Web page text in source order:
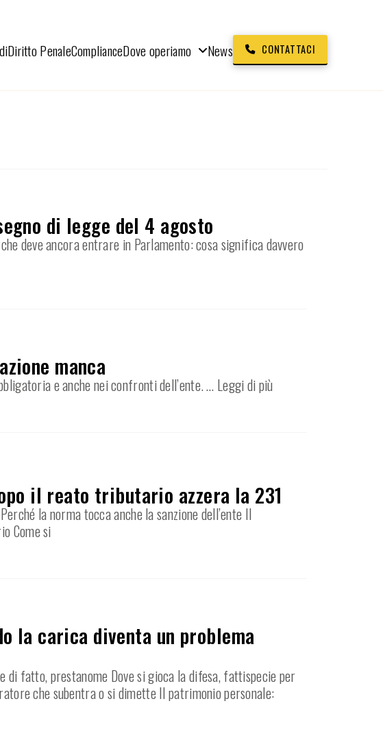
Diritto PenaleComplianceDove operiamo News CONTATTACI
di legge del 4 agosto
deve ancora entrare in Parlamento: cosa significa davvero
manca
e anche nei confronti dell’ente.… Leggi di più
il reato tributario azzera la 231
la norma tocca anche la sanzione dell’ente Il
Come si
la carica diventa un problema
fatto, prestanome Dove si gioca la difesa, fattispecie per
che subentra o si dimette Il patrimonio personale: